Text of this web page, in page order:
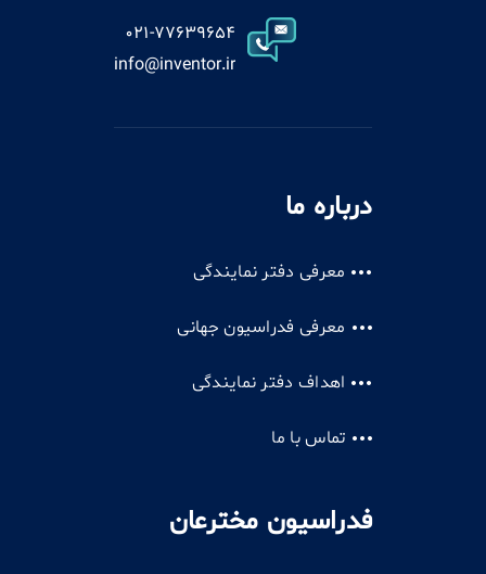
021-77639654
info@inventor.ir
درباره ما
معرفی دفتر نمایندگی
معرفی فدراسیون جهانی
اهداف دفتر نمایندگی
تماس با ما
فدراسیون مخترعان